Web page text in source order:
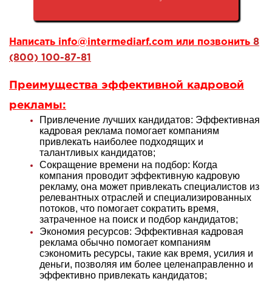
Написать info@intermediarf.com или позвонить 8
(800) 100-87-81
Преимущества эффективной кадровой
рекламы:
Привлечение лучших кандидатов: Эффективная
кадровая реклама помогает компаниям
привлекать наиболее подходящих и
талантливых кандидатов;
Сокращение времени на подбор: Когда
компания проводит эффективную кадровую
рекламу, она может привлекать специалистов из
релевантных отраслей и специализированных
потоков, что помогает сократить время,
затраченное на поиск и подбор кандидатов;
Экономия ресурсов: Эффективная кадровая
реклама обычно помогает компаниям
сэкономить ресурсы, такие как время, усилия и
деньги, позволяя им более целенаправленно и
эффективно привлекать кандидатов;